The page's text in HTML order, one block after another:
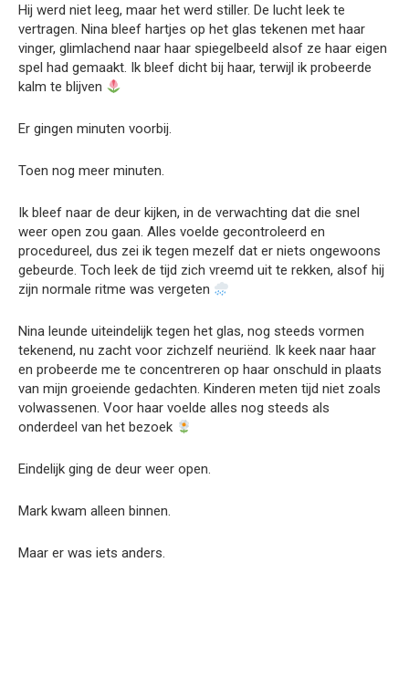
Hij werd niet leeg, maar het werd stiller. De lucht leek te
vertragen. Nina bleef hartjes op het glas tekenen met haar
vinger, glimlachend naar haar spiegelbeeld alsof ze haar eigen
spel had gemaakt. Ik bleef dicht bij haar, terwijl ik probeerde
kalm te blijven
Er gingen minuten voorbij.
Toen nog meer minuten.
Ik bleef naar de deur kijken, in de verwachting dat die snel
weer open zou gaan. Alles voelde gecontroleerd en
procedureel, dus zei ik tegen mezelf dat er niets ongewoons
gebeurde. Toch leek de tijd zich vreemd uit te rekken, alsof hij
zijn normale ritme was vergeten
Nina leunde uiteindelijk tegen het glas, nog steeds vormen
tekenend, nu zacht voor zichzelf neuriënd. Ik keek naar haar
en probeerde me te concentreren op haar onschuld in plaats
van mijn groeiende gedachten. Kinderen meten tijd niet zoals
volwassenen. Voor haar voelde alles nog steeds als
onderdeel van het bezoek
Eindelijk ging de deur weer open.
Mark kwam alleen binnen.
Maar er was iets anders.